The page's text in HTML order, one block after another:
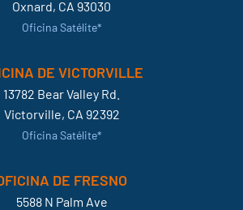
Oxnard, CA 93030
Oficina Satélite*
DE VICTORVILLE
13782 Bear Valley Rd.
Victorville, CA 92392
Oficina Satélite*
DE FRESNO
5588 N Palm Ave